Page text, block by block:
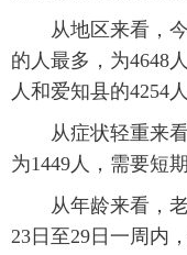
从地区来看，今
的人最多，为4648
人和爱知县的4254人
从症状轻重来看
为1449人，需要短
从年龄来看，老
23日至29日一周内